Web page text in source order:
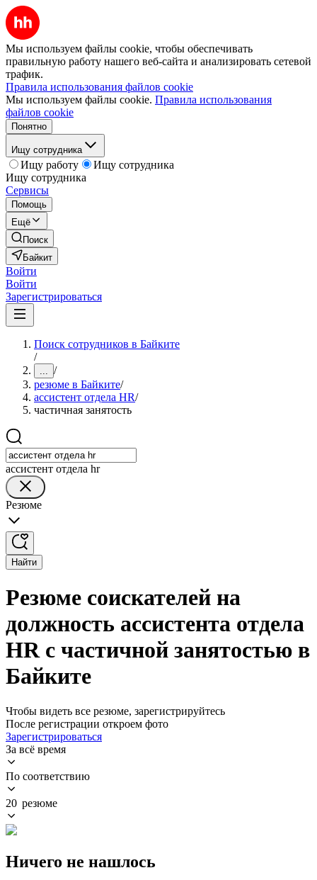
Мы используем файлы cookie, чтобы обеспечивать
правильную работу нашего веб-сайта и анализировать сетевой
трафик.
Правила использования файлов cookie
Мы используем файлы cookie. Правила использования
файлов cookie
Понятно
Ищу сотрудника
Ищу работу
Ищу сотрудника
Ищу сотрудника
Сервисы
Помощь
Ещё
Поиск
Байкит
Войти
Войти
Зарегистрироваться
Поиск сотрудников в Байките
/
... /
резюме в Байките/
ассистент отдела HR/
частичная занятость
ассистент отдела hr
Резюме
Найти
Резюме соискателей на
должность ассистента отдела
HR с частичной занятостью в
Байките
Чтобы видеть все резюме, зарегистрируйтесь
После регистрации откроем фото
Зарегистрироваться
За всё время
По соответствию
20 резюме
Ничего не нашлось